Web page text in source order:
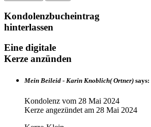
Kondolenzbucheintrag
hinterlassen
Eine digitale
Kerze anzünden
Mein Beileid - Karin Knoblich( Ortner) says:
Kondolenz vom 28 Mai 2024
Kerze angezündet am 28 Mai 2024